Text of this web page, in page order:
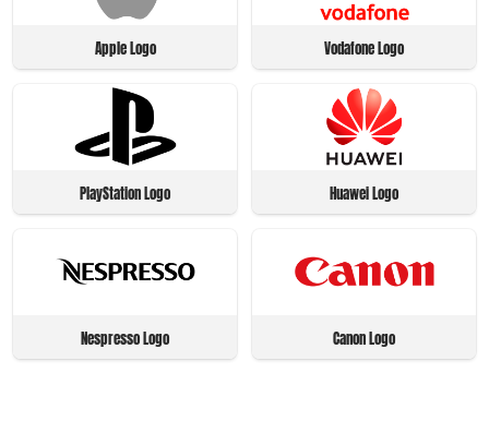
Apple Logo Vodafone Logo
PlayStation Logo Huawei Logo
Nespresso Logo Canon Logo